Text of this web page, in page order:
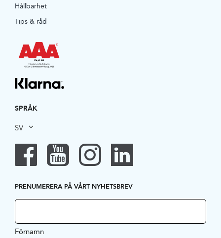
Hållbarhet
Tips & råd
SPRÅK
SV
PRENUMERERA PÅ VÅRT NYHETSBREV
Förnamn